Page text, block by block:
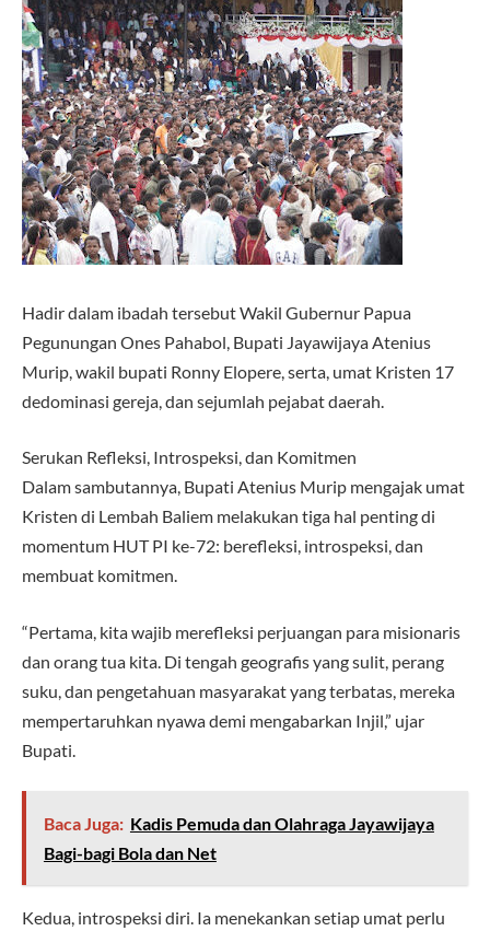
Hadir dalam ibadah tersebut Wakil Gubernur Papua
Pegunungan Ones Pahabol, Bupati Jayawijaya Atenius
Murip, wakil bupati Ronny Elopere, serta, umat Kristen 17
dedominasi gereja, dan sejumlah pejabat daerah.
Serukan Refleksi, Introspeksi, dan Komitmen
Dalam sambutannya, Bupati Atenius Murip mengajak umat
Kristen di Lembah Baliem melakukan tiga hal penting di
momentum HUT PI ke-72: berefleksi, introspeksi, dan
membuat komitmen.
“Pertama, kita wajib merefleksi perjuangan para misionaris
dan orang tua kita. Di tengah geografis yang sulit, perang
suku, dan pengetahuan masyarakat yang terbatas, mereka
mempertaruhkan nyawa demi mengabarkan Injil,” ujar
Bupati.
Baca Juga: Kadis Pemuda dan Olahraga Jayawijaya
Bagi-bagi Bola dan Net
Kedua, introspeksi diri. Ia menekankan setiap umat perlu